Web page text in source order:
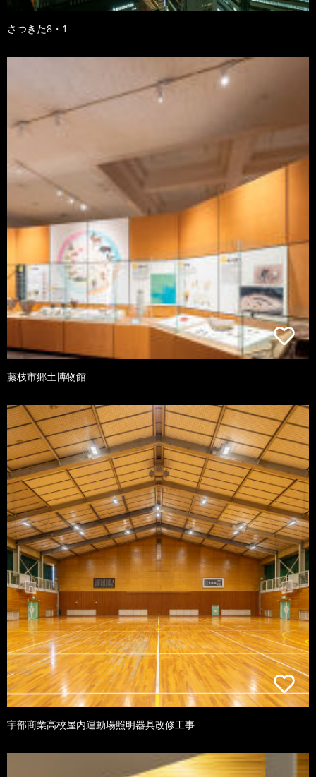
さつきた8・1
藤枝市郷土博物館
宇部商業高校屋内運動場照明器具改修工事